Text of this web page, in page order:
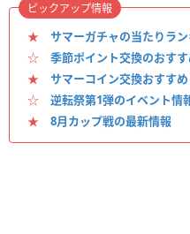
★ サマーガチャの当たりラ
☆ 季節ポイント交換のおす
★ サマーコイン交換おすすめ
☆ 逆転祭第1弾のイベント情
★ 8月カップ戦の最新情報
ピックアップ情報